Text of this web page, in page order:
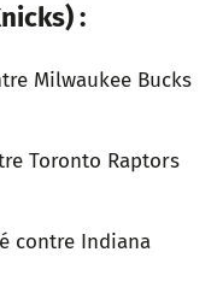
:
Milwaukee Bucks
Toronto Raptors
contre Indiana